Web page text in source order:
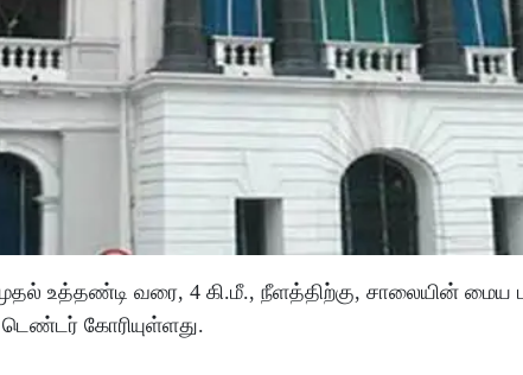
உத்தண்டி வரை, 4 கி.மீ., நீளத்திற்கு, சாலையின் மைய
கோரியுள்ளது.